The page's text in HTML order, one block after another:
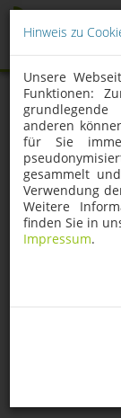
Erfolgreiche
Stadtverband
Der NRW-
Kleingärtner
Hinweis zu
Unsere
Funktionen:
anderen
für Sie
gesammelt
Verwendung
Weitere
finden Sie in
Impressum.